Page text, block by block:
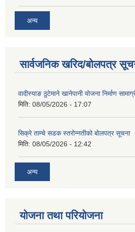
अन्य
सार्वजनिक खरिद/बोलपत्र
वादीस्याङ ठुटेमाने खानेपानी याेजना निर्माण
मिति: 08/05/2026 - 17:07
सिक्रे ताम्चे सडक स्तराेन्नतीकाे बाेलपत्र सूचना
मिति: 08/05/2026 - 12:42
अन्य
योजना तथा परियोजना